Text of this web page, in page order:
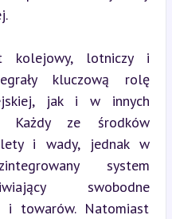
kolejowy, lotniczy i
kluczową rolę
jak i w innych
Każdy ze środków
i wady, jednak w
system
swobodne
i towarów. Natomiast